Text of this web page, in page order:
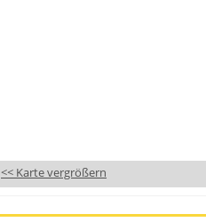
<< Karte vergrößern